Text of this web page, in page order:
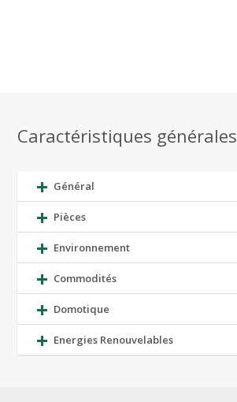
Caractéristiques générales
Général
Pièces
Environnement
Commodités
Domotique
Energies Renouvelables